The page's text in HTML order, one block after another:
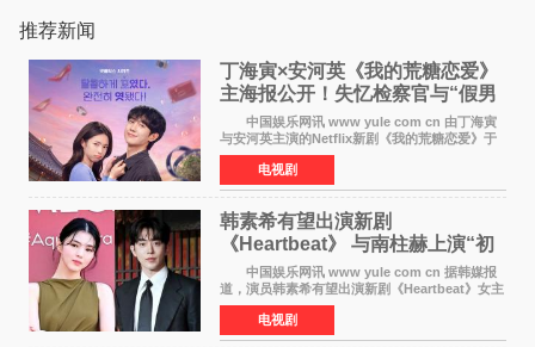
推荐新闻
丁海寅×安河英《我的荒糖恋爱》
主海报公开！失忆检察官与“假男
友”同居罗曼史来
中国娱乐网讯 www yule com cn 由丁海寅
与安河英主演的Netflix新剧《我的荒糖恋爱》于
近日公开主海报，正式进入开播倒计时。 海
报中，两人并肩站在充满怀旧气息的九津麦芽村
街道上，丁
电视剧
韩素希有望出演新剧
《Heartbeat》 与南柱赫上演“初
恋归来”奇幻罗曼史
中国娱乐网讯 www yule com cn 据韩媒报
道，演员韩素希有望出演新剧《Heartbeat》女主
角，与南柱赫合作，引发高度关注。 韩素希
在剧中饰演能够看到过去的女人洪莎朗一角，因
初恋的意外
电视剧